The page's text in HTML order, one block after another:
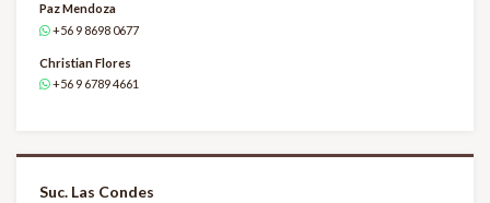
Paz Mendoza
+56 9 8698 0677
Christian Flores
+56 9 6789 4661
Suc. Las Condes